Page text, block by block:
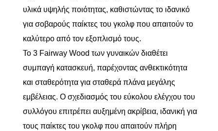
υλικά υψηλής ποιότητας, καθιστώντας το ιδανικό
για σοβαρούς παίκτες του γκολφ που απαιτούν το
καλύτερο από τον εξοπλισμό τους.
Το 3 Fairway Wood των γυναικών διαθέτει
συμπαγή κατασκευή, παρέχοντας ανθεκτικότητα
και σταθερότητα για σταθερά πλάνα μεγάλης
εμβέλειας. Ο σχεδιασμός του εύκολου ελέγχου του
συλλόγου επιτρέπει αυξημένη ακρίβεια, ιδανική για
τους παίκτες του γκολφ που απαιτούν πλήρη